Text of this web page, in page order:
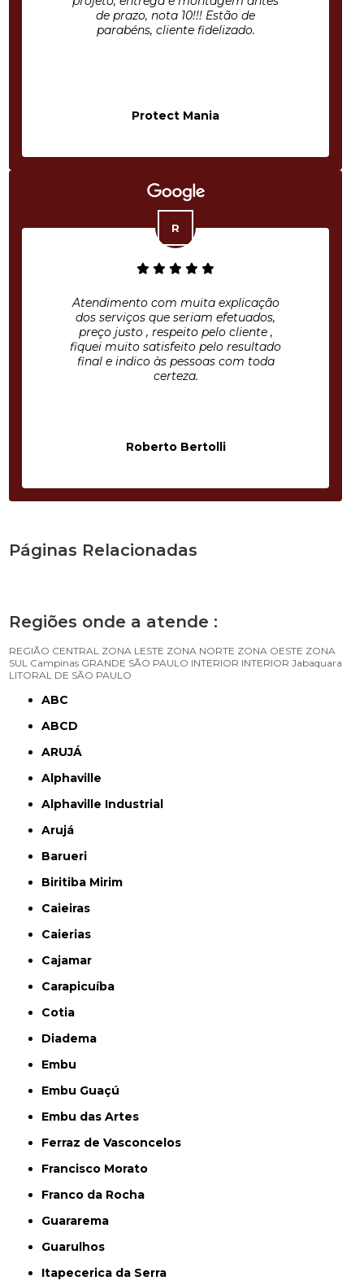
de prazo, nota 10!!! Estão de
parabéns, cliente fidelizado.
Protect Mania
Atendimento com muita explicação
dos serviços que seriam efetuados,
preço justo , respeito pelo cliente ,
fiquei muito satisfeito pelo resultado
final e indico às pessoas com toda
certeza.
Roberto Bertolli
Páginas Relacionadas
Regiões onde a atende :
REGIÃO CENTRAL ZONA LESTE ZONA NORTE ZONA OESTE ZONA
SUL Campinas GRANDE SÃO PAULO INTERIOR INTERIOR Jabaquara
LITORAL DE SÃO PAULO
ABC
ABCD
ARUJÁ
Alphaville
Alphaville Industrial
Arujá
Barueri
Biritiba Mirim
Caieiras
Caierias
Cajamar
Carapicuíba
Cotia
Diadema
Embu
Embu Guaçú
Embu das Artes
Ferraz de Vasconcelos
Francisco Morato
Franco da Rocha
Guararema
Guarulhos
Itapecerica da Serra